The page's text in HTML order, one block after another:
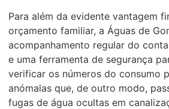
Para além da evidente vantagem
orçamento familiar, a Águas de
acompanhamento regular do
e uma ferramenta de segurança
verificar os números do consumo
anómalas que, de outro modo,
fugas de água ocultas em